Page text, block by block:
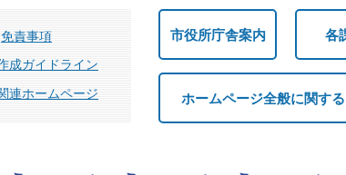
免責事項
成ガイドライン
連ホームページ
市役所庁舎案内 各
ホームページ全般に関す